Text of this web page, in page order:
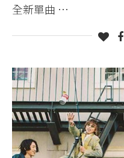
全新單曲 …